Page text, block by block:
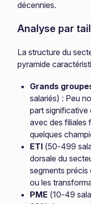
décennies.
Analyse par
La structure du
pyramide
Grands
salariés) : Peu
part significative
avec des filiales
quelques
ETI (50-499
dorsale du
segments
ou les
PME (10-49